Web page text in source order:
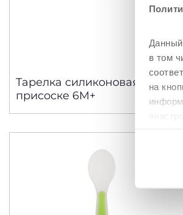
Данный
в том
на
2
Тарелка силиконовая на
присоске 6М+